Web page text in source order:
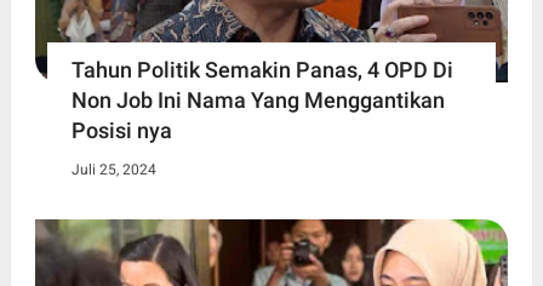
Tahun Politik Semakin Panas, 4 OPD Di
Non Job Ini Nama Yang Menggantikan
Posisi nya
Juli 25, 2024